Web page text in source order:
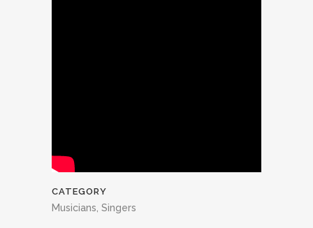
CATEGORY
Musicians, Singers